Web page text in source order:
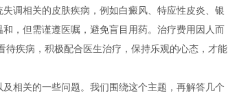
调相关的皮肤疾病，例如白癜风、特应性皮炎、银
，但需谨遵医嘱，避免盲目用药。治疗费用因人而
疾病，积极配合医生治疗，保持乐观的心态，才能
相关的一些问题。我们围绕这个主题，再解答几个